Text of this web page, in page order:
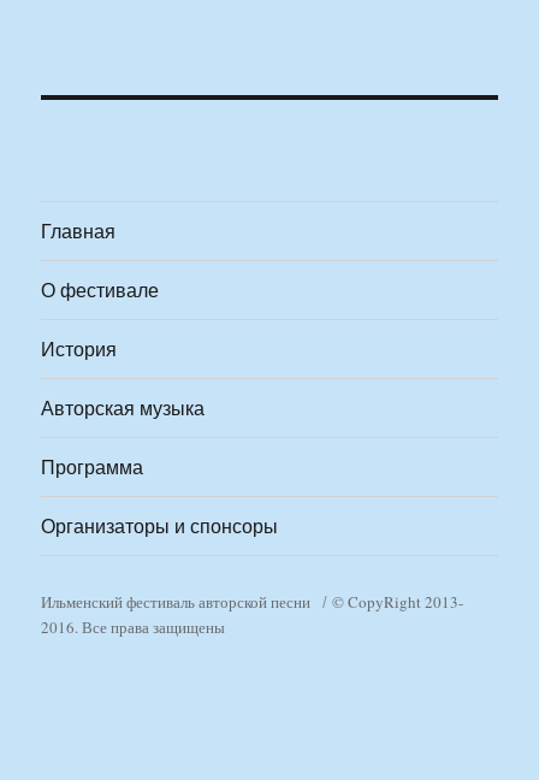
Главная
О фестивале
История
Авторская музыка
Программа
Организаторы и спонсоры
Ильменский фестиваль авторской песни
© CopyRight 2013-
2016. Все права защищены